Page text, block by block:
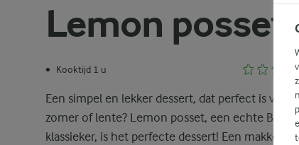
Lemon posset
• Kooktijd 1 u
Een simpel en lekker dessert, dat perfect is voor
zomer of lente? Lemon posset, een echte Britse
klassieker, is het perfecte dessert! Een makkelijke